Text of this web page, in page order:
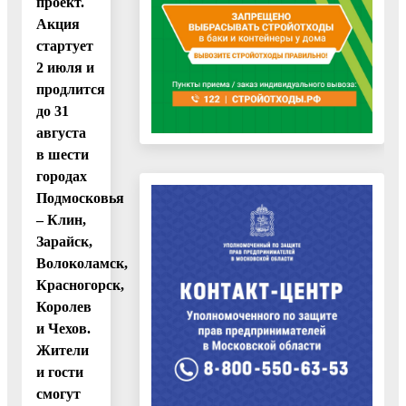
Акция
стартует
2 июля и
продлится
до 31
августа
в шести
городах
Подмосковья
– Клин,
Зарайск,
Волоколамск,
Красногорск,
Королев
и Чехов.
Жители
и гости
смогут